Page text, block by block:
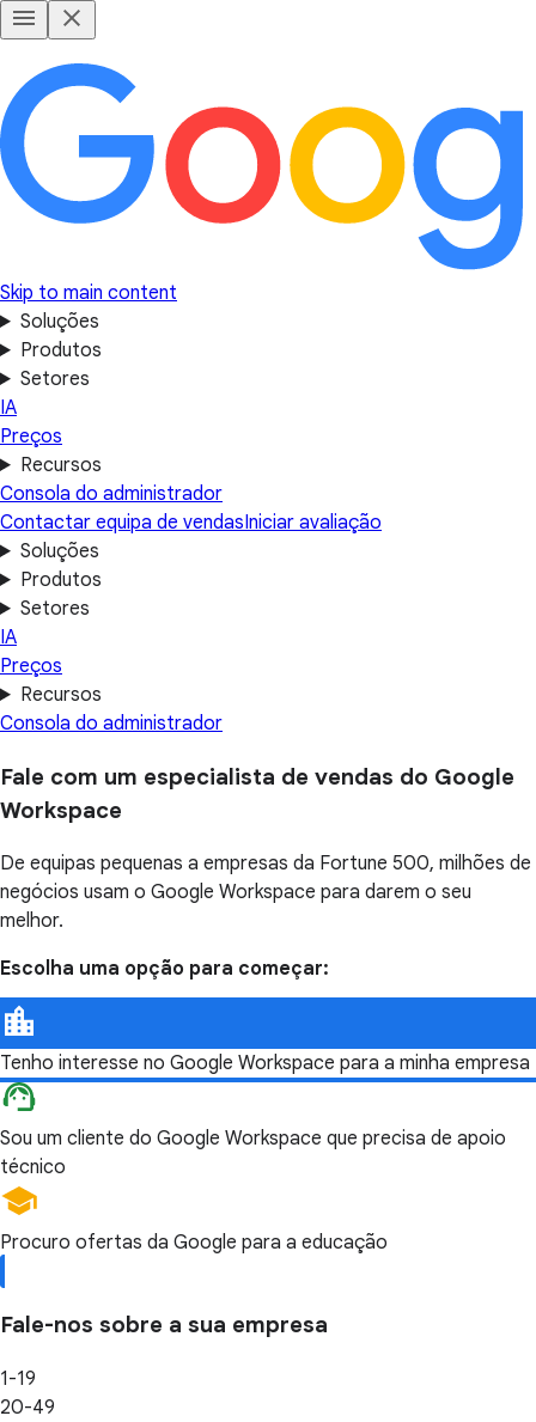
Skip to main content
Soluções
Produtos
Setores
IA
Preços
Recursos
Consola do administrador
Contactar equipa de vendasIniciar avaliação
Soluções
Produtos
Setores
IA
Preços
Recursos
Consola do administrador
Fale com um especialista de vendas do Google
Workspace
De equipas pequenas a empresas da Fortune 500, milhões de
negócios usam o Google Workspace para darem o seu
melhor.
Escolha uma opção para começar:
Tenho interesse no Google Workspace para a minha empresa
Sou um cliente do Google Workspace que precisa de apoio
técnico
Procuro ofertas da Google para a educação
Fale-nos sobre a sua empresa
1-19
20-49